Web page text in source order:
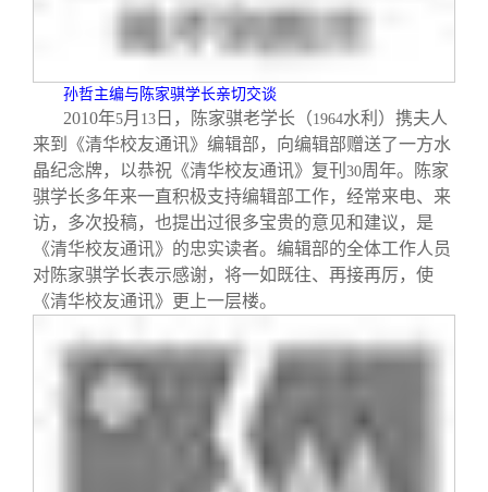
校友文苑
校友视界
三创大赛
会长致辞
理事会名单
制度法规
联系我们
孙哲主编与陈家骐学长亲切交谈
2010年5月 13 日，陈家骐老学长（1964水利）携夫人
来到《清华校友通讯》编辑部，向编辑部赠送了一方水
晶纪念牌，以恭祝《清华校友通讯》复刊 30周年。陈家
骐学长多年来一直积极支持编辑部工作，经常来电、来
访，多次投稿，也提出过很多宝贵的意见和建议，是
《清华校友通讯》的忠实读者。编辑部的全体工作人员
对陈家骐学长表示感谢，将一如既往、再接再厉，使
《清华校友通讯》更上一层楼。